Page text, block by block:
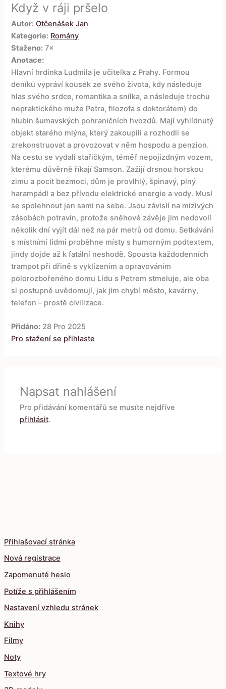
Přihlašovací stránka
Nová registrace
Zapomenuté heslo
Potíže s přihlášením
Nastavení vzhledu stránek
Knihy
Filmy
Noty
Textové hry
Když v ráji pršelo
Autor: Otčenášek Jan
Kategorie: Romány
Staženo: 7×
Anotace:
Hlavní hrdinka Ludmila je učitelka z Prahy. Formou
deníku vypráví kousek ze svého života, kdy následuje
hlas svého srdce, romantika a snílka, a následuje trochu
nepraktického muže Petra, filozofa s doktorátem) do
hlubin šumavských pohraničních hvozdů. Mají vyhlídnutý
objekt starého mlýna, který zakoupili a rozhodli se
zrekonstruovat a provozovat v něm hospodu a penzion.
Na cestu se vydali stařičkým, téměř nepojízdným vozem,
kterému důvěrně říkají Samson. Zažijí drsnou horskou
zimu a pocit bezmoci, dům je provlhlý, špinavý, plný
harampádí a bez přívodu elektrické energie a vody. Musí
se spolehnout jen sami na sebe. Jsou závislí na mizivých
zásobách potravin, protože sněhové závěje jim nedovolí
několik dní vyjít dál než na pár metrů od domu. Setkávání
s místními lidmi proběhne místy s humorným podtextem,
jindy dojde až k fatální neshodě. Spousta každodenních
trampot při dřině s vyklízením a opravováním
polorozbořeného domu Lídu s Petrem stmeluje, ale oba
si postupně uvědomují, jak jim chybí město, kavárny,
telefon – prostě civilizace.
Přidáno: 28 Pro 2025
Pro stažení se přihlaste
Napsat nahlášení
Pro přidávání komentářů se musíte nejdříve
přihlásit.